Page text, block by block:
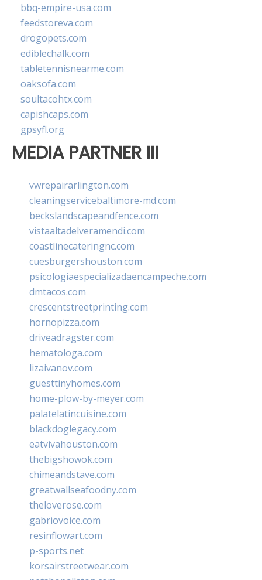
bbq-empire-usa.com
feedstoreva.com
drogopets.com
ediblechalk.com
tabletennisnearme.com
oaksofa.com
soultacohtx.com
capishcaps.com
gpsyfl.org
MEDIA PARTNER III
vwrepairarlington.com
cleaningservicebaltimore-md.com
beckslandscapeandfence.com
vistaaltadelveramendi.com
coastlinecateringnc.com
cuesburgershouston.com
psicologiaespecializadaencampeche.com
dmtacos.com
crescentstreetprinting.com
hornopizza.com
driveadragster.com
hematologa.com
lizaivanov.com
guesttinyhomes.com
home-plow-by-meyer.com
palatelatincuisine.com
blackdoglegacy.com
eatvivahouston.com
thebigshowok.com
chimeandstave.com
greatwallseafoodny.com
theloverose.com
gabriovoice.com
resinflowart.com
p-sports.net
korsairstreetwear.com